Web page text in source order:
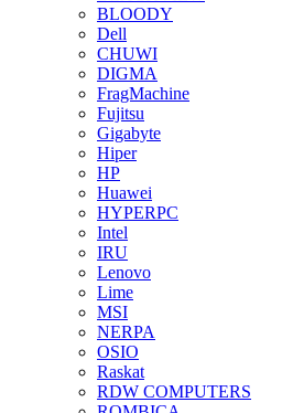
BLOODY
Dell
CHUWI
DIGMA
FragMachine
Fujitsu
Gigabyte
Hiper
HP
Huawei
HYPERPC
Intel
IRU
Lenovo
Lime
MSI
NERPA
OSIO
Raskat
RDW COMPUTERS